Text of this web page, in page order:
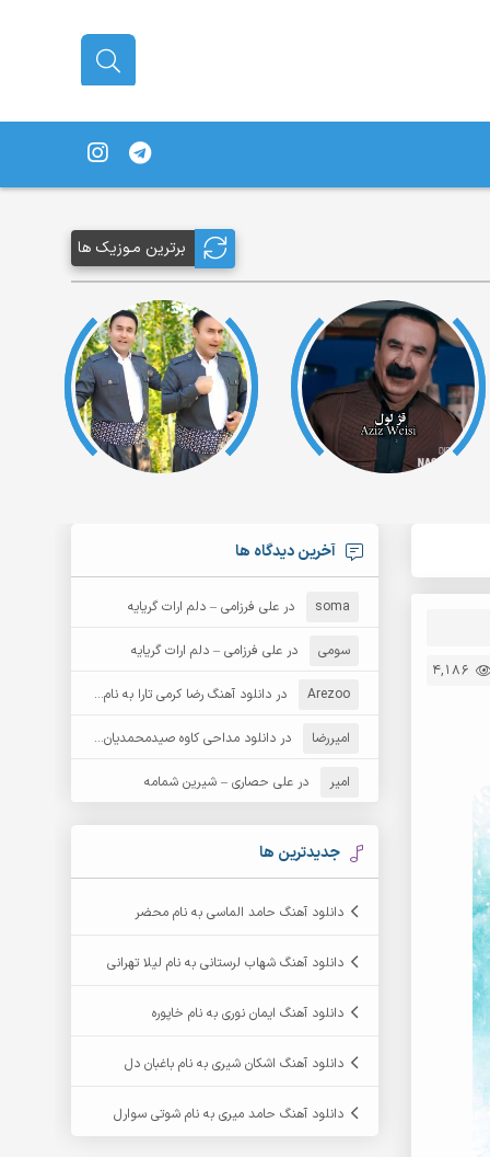
برترین مـوزیک ها
4,186
آخرین دیدگاه ها
soma درعلی فرزامی – دلم ارات گریایه
سومی درعلی فرزامی – دلم ارات گریایه
Arezoo دردانلود آهنگ رضا کرمی تارا به نام قمار
امیررضا دردانلود مداحی کاوه صیدمحمدیان به نام سردار باوفا
امیر درعلی حصاری – شیرین شمامه
جدیدترین ها
دانلود آهنگ حامد الماسی به نام محضر
دانلود آهنگ شهاب لرستانی به نام لیلا تهرانی
دانلود آهنگ ایمان نوری به نام خاپوره
دانلود آهنگ اشکان شیری به نام باغبان دل
دانلود آهنگ حامد میری به نام شوتی سوارل